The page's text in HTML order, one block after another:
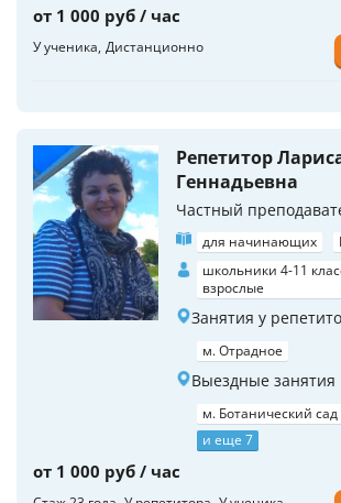
от 1 000 руб / час
У ученика Дистанционно
Репетитор
Геннадьевна
Частный
для начинающих
школьники 4-11
взрослые
Занятия у
м. Отрадное
Выездные занятия
м. Ботанический сад
и еще 7
от 1 000 руб / час